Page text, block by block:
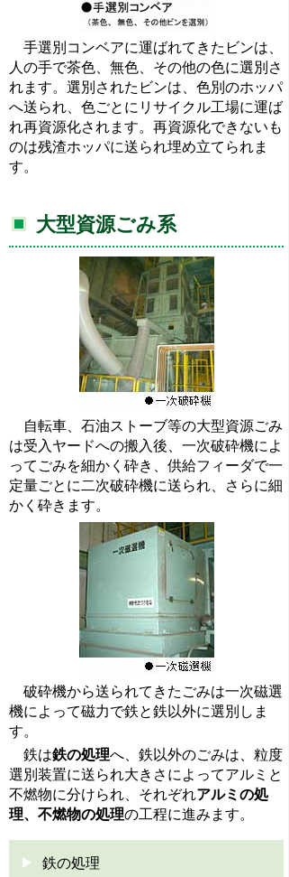
手選別コンベアに運ばれてきたビンは、
人の手で茶色、無色、その他の色に選別さ
れます。選別されたビンは、色別のホッパ
へ送られ、色ごとにリサイクル工場に運ば
れ再資源化されます。再資源化できないも
のは残渣ホッパに送られ埋め立てられま
す。
大型資源ごみ系
自転車、石油ストーブ等の大型資源ごみ
は受入ヤードへの搬入後、一次破砕機によ
ってごみを細かく砕き、供給フィーダで一
定量ごとに二次破砕機に送られ、さらに細
かく砕きます。
破砕機から送られてきたごみは一次磁選
機によって磁力で鉄と鉄以外に選別しま
す。
鉄は鉄の処理へ、鉄以外のごみは、粒度
選別装置に送られ大きさによってアルミと
不燃物に分けられ、それぞれアルミの処
理、不燃物の処理の工程に進みます。
鉄の処理